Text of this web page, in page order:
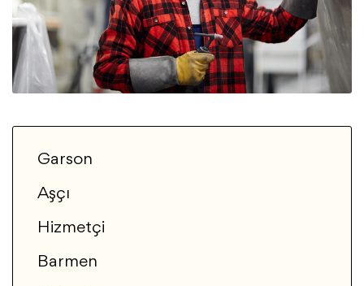
Garson
Aşçı
Hizmetçi
Barmen